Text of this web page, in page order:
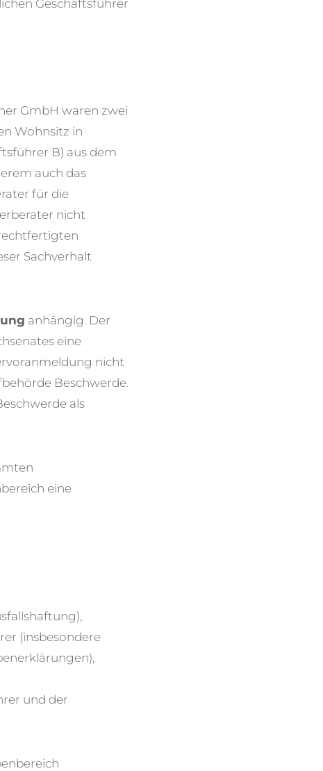
Geschäftsführer
GmbH waren zwei
Wohnsitz in
B) aus dem
auch das
für die
nicht
Sachverhalt
anhängig. Der
eine
nicht
Beschwerde.
als
eine
(insbesondere
und der